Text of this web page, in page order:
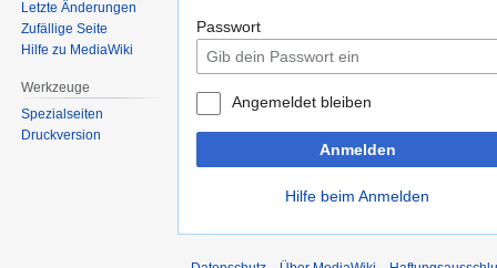
Passwort
Angemeldet bleiben
Anmelden
Hilfe beim Anmelden
Letzte Änderungen
Zufällige Seite
Hilfe zu MediaWiki
Werkzeuge
Spezialseiten
Druckversion